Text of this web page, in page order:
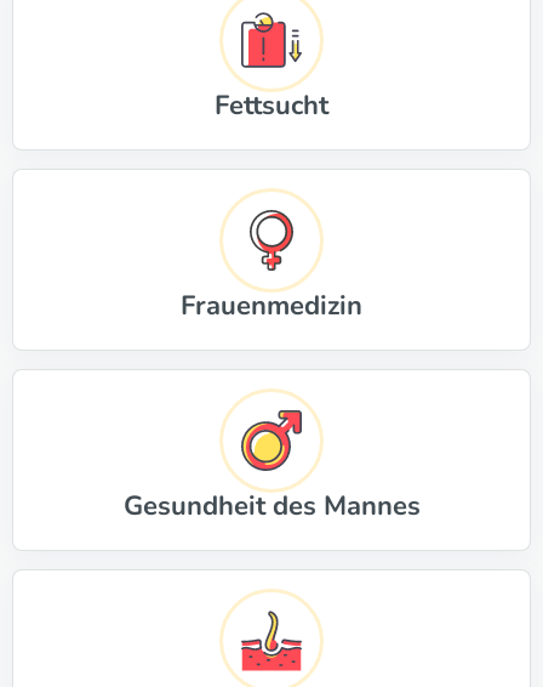
Fettsucht
Frauenmedizin
Gesundheit des Mannes